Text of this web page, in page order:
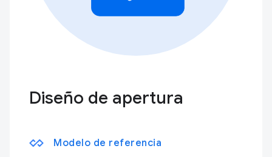
Diseño de apertura
Modelo de referencia